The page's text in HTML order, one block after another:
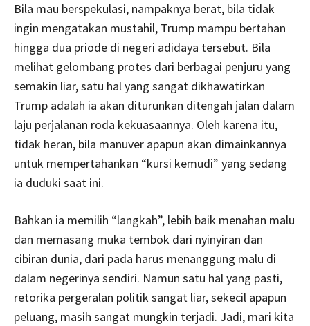
Bila mau berspekulasi, nampaknya berat, bila tidak
ingin mengatakan mustahil, Trump mampu bertahan
hingga dua priode di negeri adidaya tersebut. Bila
melihat gelombang protes dari berbagai penjuru yang
semakin liar, satu hal yang sangat dikhawatirkan
Trump adalah ia akan diturunkan ditengah jalan dalam
laju perjalanan roda kekuasaannya. Oleh karena itu,
tidak heran, bila manuver apapun akan dimainkannya
untuk mempertahankan “kursi kemudi” yang sedang
ia duduki saat ini.
Bahkan ia memilih “langkah”, lebih baik menahan malu
dan memasang muka tembok dari nyinyiran dan
cibiran dunia, dari pada harus menanggung malu di
dalam negerinya sendiri. Namun satu hal yang pasti,
retorika pergeralan politik sangat liar, sekecil apapun
peluang, masih sangat mungkin terjadi. Jadi, mari kita